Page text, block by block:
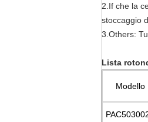
2.If che la
stoccaggio
3.Others:
Lista
Modello